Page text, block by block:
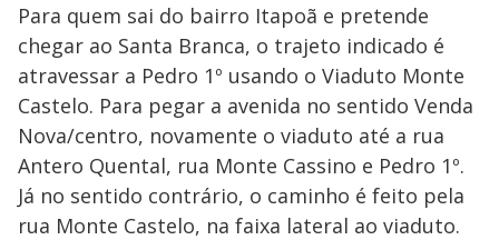
Para quem sai do bairro Itapoã e pretende
chegar ao Santa Branca, o trajeto indicado é
atravessar a Pedro 1º usando o Viaduto Monte
Castelo. Para pegar a avenida no sentido Venda
Nova/centro, novamente o viaduto até a rua
Antero Quental, rua Monte Cassino e Pedro 1º.
Já no sentido contrário, o caminho é feito pela
rua Monte Castelo, na faixa lateral ao viaduto.